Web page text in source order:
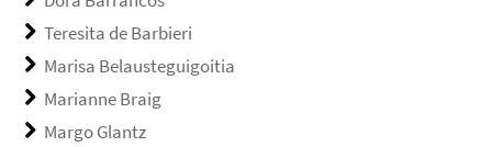
Teresita de Barbieri
Marisa Belausteguigoitia
Marianne Braig
Margo Glantz